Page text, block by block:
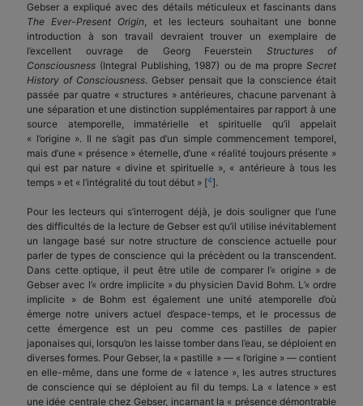
Gebser a expliqué avec des détails méticuleux et fascinants dans
The Ever-Present Origin, et les lecteurs souhaitant une bonne
introduction à son travail devraient trouver un exemplaire de
l’excellent ouvrage de Georg Feuerstein Structures of
Consciousness (Integral Publishing, 1987) ou de ma propre Secret
History of Consciousness. Gebser pensait que la conscience était
passée par quatre « structures » antérieures, chacune parvenant à
une séparation et une distinction supplémentaires par rapport à une
source atemporelle, immatérielle et spirituelle qu’il appelait
« l’origine ». Il ne s’agit pas d’un simple commencement temporel,
mais d’une « présence » éternelle, d’une « réalité toujours présente »
qui est par nature « divine et spirituelle », « antérieure à tous les
temps » et « l’intégralité du tout début » [4].
Pour les lecteurs qui s’interrogent déjà, je dois souligner que l’une
des difficultés de la lecture de Gebser est qu’il utilise inévitablement
un langage basé sur notre structure de conscience actuelle pour
parler de types de conscience qui la précèdent ou la transcendent.
Dans cette optique, il peut être utile de comparer l’« origine » de
Gebser avec l’« ordre implicite » du physicien David Bohm. L’« ordre
implicite » de Bohm est également une unité atemporelle d’où
émerge notre univers actuel d’espace-temps, et le processus de
cette émergence est un peu comme ces pastilles de papier
japonaises qui, lorsqu’on les laisse tomber dans l’eau, se déploient en
diverses formes. Pour Gebser, la « pastille » — « l’origine » — contient
en elle-même, dans une forme de « latence », les autres structures
de conscience qui se déploient au fil du temps. La « latence » est
une idée centrale chez Gebser, incarnant la « présence démontrable